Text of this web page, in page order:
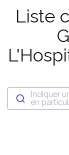
Liste
Indiquer
en